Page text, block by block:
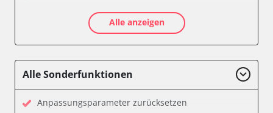
Motorsteuerung (EMS)
und Konfiguration
Alle anzeigen
Alle Sonderfunktionen
Anpassungsparameter zurücksetzen